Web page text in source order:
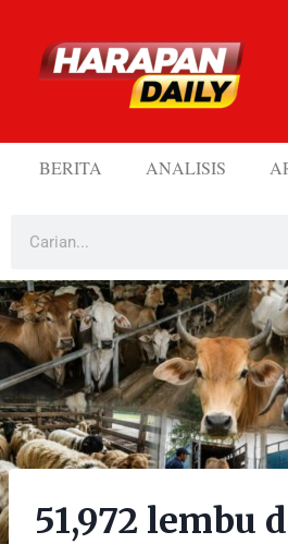
BERITA ANALISIS
51,972 lembu